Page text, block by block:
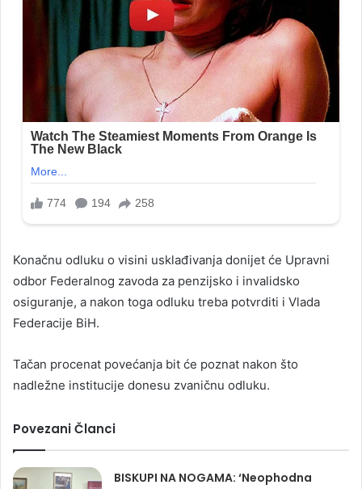
Konačnu odluku o visini usklađivanja donijet će Upravni
odbor Federalnog zavoda za penzijsko i invalidsko
osiguranje, a nakon toga odluku treba potvrditi i Vlada
Federacije BiH.
Tačan procenat povećanja bit će poznat nakon što
nadležne institucije donesu zvaničnu odluku.
Povezani Članci
BISKUPI NA NOGAMA: ‘Neophodna